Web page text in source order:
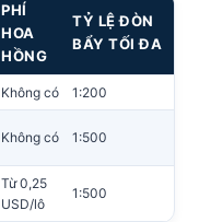
PHÍ
HOA
HỒNG
TỶ LỆ ĐÒN
BẨY TỐI ĐA
Không có 1:200
Không có 1:500
Từ 0,25
USD/lô
1:500